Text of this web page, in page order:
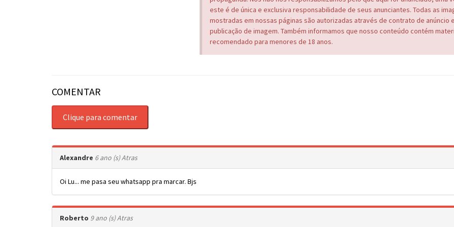
este é de única e exclusiva responsabilidade de seus anunciantes. Todas as
mostradas em nossas páginas são autorizadas através de contrato de anúncio e
publicação de imagem. Também informamos que nosso conteúdo contém
recomendado para menores de 18 anos.
COMENTAR
Clique para comentar
Alexandre 6 ano (s) Atras
Oi Lu... me pasa seu whatsapp pra marcar. Bjs
Roberto 9 ano (s) Atras